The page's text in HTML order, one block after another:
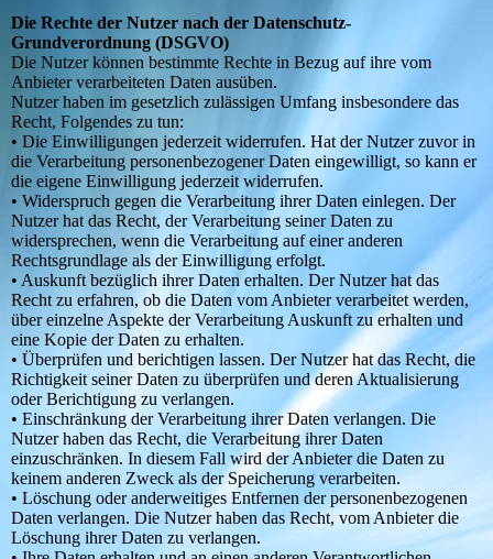
Die Rechte der Nutzer nach der Datenschutz-
Grundverordnung (DSGVO)
Die Nutzer können bestimmte Rechte in Bezug auf ihre vom
Anbieter verarbeiteten Daten ausüben.
Nutzer haben im gesetzlich zulässigen Umfang insbesondere das
Recht, Folgendes zu tun:
• Die Einwilligungen jederzeit widerrufen. Hat der Nutzer zuvor in
die Verarbeitung personenbezogener Daten eingewilligt, so kann er
die eigene Einwilligung jederzeit widerrufen.
• Widerspruch gegen die Verarbeitung ihrer Daten einlegen. Der
Nutzer hat das Recht, der Verarbeitung seiner Daten zu
widersprechen, wenn die Verarbeitung auf einer anderen
Rechtsgrundlage als der Einwilligung erfolgt.
• Auskunft bezüglich ihrer Daten erhalten. Der Nutzer hat das
Recht zu erfahren, ob die Daten vom Anbieter verarbeitet werden,
über einzelne Aspekte der Verarbeitung Auskunft zu erhalten und
eine Kopie der Daten zu erhalten.
• Überprüfen und berichtigen lassen. Der Nutzer hat das Recht, die
Richtigkeit seiner Daten zu überprüfen und deren Aktualisierung
oder Berichtigung zu verlangen.
• Einschränkung der Verarbeitung ihrer Daten verlangen. Die
Nutzer haben das Recht, die Verarbeitung ihrer Daten
einzuschränken. In diesem Fall wird der Anbieter die Daten zu
keinem anderen Zweck als der Speicherung verarbeiten.
• Löschung oder anderweitiges Entfernen der personenbezogenen
Daten verlangen. Die Nutzer haben das Recht, vom Anbieter die
Löschung ihrer Daten zu verlangen.